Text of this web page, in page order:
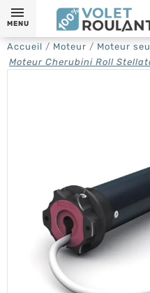
MENU
Accueil Moteur Moteur
Moteur Cherubini Roll